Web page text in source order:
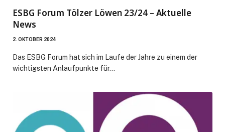
ESBG Forum Tölzer Löwen 23/24 – Aktuelle
News
2. OKTOBER 2024
Das ESBG Forum hat sich im Laufe der Jahre zu einem der
wichtigsten Anlaufpunkte für…